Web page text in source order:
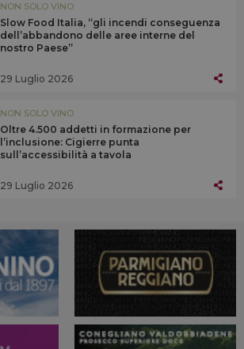
NON SOLO VINO
Slow Food Italia, “gli incendi conseguenza
dell’abbandono delle aree interne del
nostro Paese”
29 Luglio 2026
NON SOLO VINO
Oltre 4.500 addetti in formazione per
l’inclusione: Cigierre punta
sull’accessibilità a tavola
29 Luglio 2026